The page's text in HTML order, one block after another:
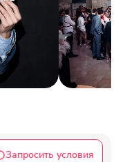
Запросить условия